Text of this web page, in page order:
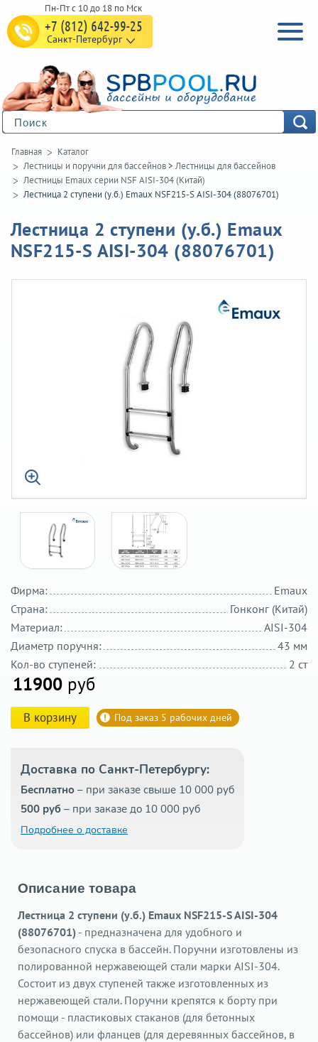
+7 (812) 642-99-25
Санкт-Петербург
Главная
Каталог
Лестницы и поручни для бассейнов> Лестницы для бассейнов
Лестницы Emaux серии NSF AISI-304 (Китай)
Лестница 2 ступени (у.б.) Emaux NSF215-S AISI-304 (88076701)
Лестница 2 ступени (у.б.) Emaux
NSF215-S AISI-304 (88076701)
Emaux
Фирма:
Гонконг (Китай)
Страна:
AISI-304
Материал:
43 мм
Диаметр поручня:
2 ст
Кол-во ступеней:
11900 руб
В корзину Под заказ 5 рабочих дней
Доставка по Санкт-Петербургу:
Бесплатно – при заказе свыше 10 000 руб
500 руб – при заказе до 10 000 руб
Подробнее о доставке
Описание товара
Лестница 2 ступени (у.б.) Emaux NSF215-S AISI-304
(88076701) - предназначена для удобного и
безопасного спуска в бассейн. Поручни изготовлены из
полированной нержавеющей стали марки AISI-304.
Состоит из двух ступеней также изготовленных из
нержавеющей стали. Поручни крепятся к борту при
помощи - пластиковых стаканов (для бетонных
бассейнов) или фланцев (для деревянных бассейнов, в